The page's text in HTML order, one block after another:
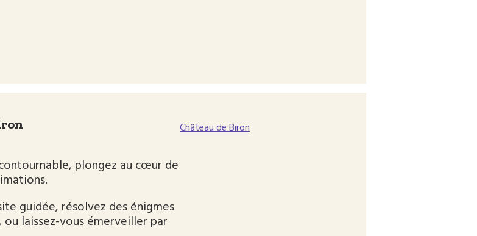
plongez au cœur de
guidée, résolvez des énigmes
laissez-vous émerveiller par
Château de Biron